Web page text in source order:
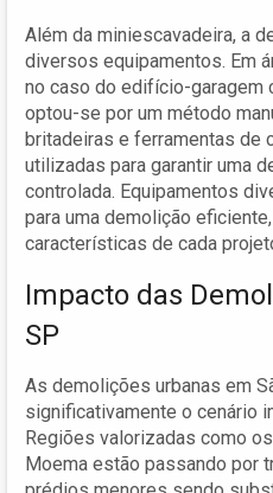
Além da miniescavadeira, a
diversos equipamentos. Em
no caso do edifício-garagem
optou-se por um método
britadeiras e ferramentas de
utilizadas para garantir uma
controlada. Equipamentos
para uma demolição
características de cada
Impacto das
SP
As demolições urbanas em
significativamente o cenário
Regiões valorizadas como
Moema estão passando por